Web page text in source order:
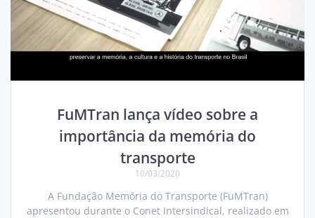
FuMTran lança vídeo sobre a
importância da memória do
transporte
10/03/2020
A Fundação Memória do Transporte (FuMTran)
apresentou durante o Conet Intersindical, realizado em